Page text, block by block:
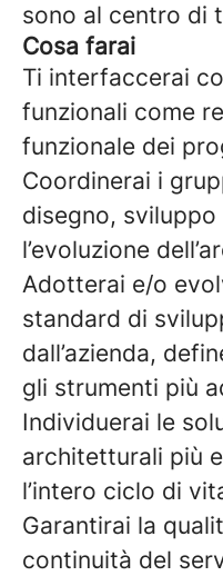
sono al centro di
Cosa farai
Ti interfaccerai
funzionali come
funzionale dei
Coordinerai i
disegno,
l’evoluzione
Adotterai e/o
standard di
dall’azienda,
gli strumenti più
Individuerai le
architetturali più
l’intero ciclo di
Garantirai la
continuità del